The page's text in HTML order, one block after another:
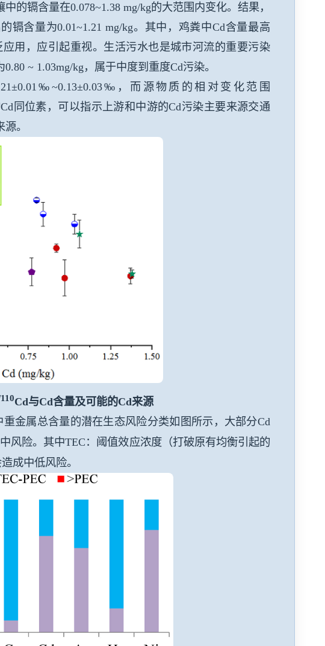
中的镉含量在0.078~1.38 mg/kg的大范围内变化。结果，
镉含量为0.01~1.21 mg/kg。其中，鸡粪中Cd含量最高
用，应引起重视。生活污水也是城市河流的重要污染
0.80 ~ 1.03mg/kg ，属于中度到重度Cd污染。
，而源物质的相对变化范围
Cd 同位素，可以指示上游和中游的Cd污染主要来源交通
源。
Cd与Cd含量及可能的Cd来源
金属总含量的潜在生态风险分类如图所示，大部分Cd
风险。 其中TEC ：阈值效应浓度（打破原有均衡引起的
成中低风险。